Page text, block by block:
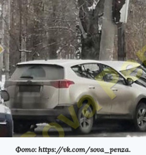
Фото: https://vk.com/sova_penza.